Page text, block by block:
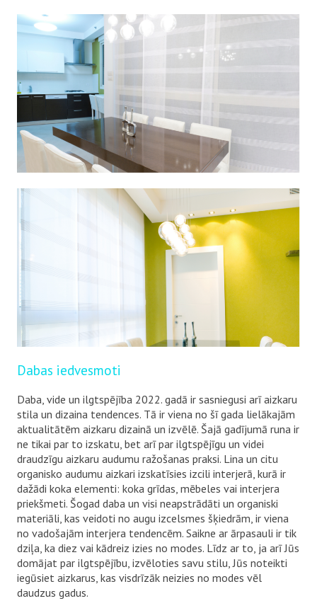
Dabas iedvesmoti
Daba, vide un ilgtspējība 2022. gadā ir sasniegusi arī aizkaru
stila un dizaina tendences. Tā ir viena no šī gada lielākajām
aktualitātēm aizkaru dizainā un izvēlē. Šajā gadījumā runa ir
ne tikai par to izskatu, bet arī par ilgtspējīgu un videi
draudzīgu aizkaru audumu ražošanas praksi. Lina un citu
organisko audumu aizkari izskatīsies izcili interjerā, kurā ir
dažādi koka elementi: koka grīdas, mēbeles vai interjera
priekšmeti. Šogad daba un visi neapstrādāti un organiski
materiāli, kas veidoti no augu izcelsmes šķiedrām, ir viena
no vadošajām interjera tendencēm. Saikne ar ārpasauli ir tik
dziļa, ka diez vai kādreiz izies no modes. Līdz ar to, ja arī Jūs
domājat par ilgtspējību, izvēloties savu stilu, Jūs noteikti
iegūsiet aizkarus, kas visdrīzāk neizies no modes vēl
daudzus gadus.